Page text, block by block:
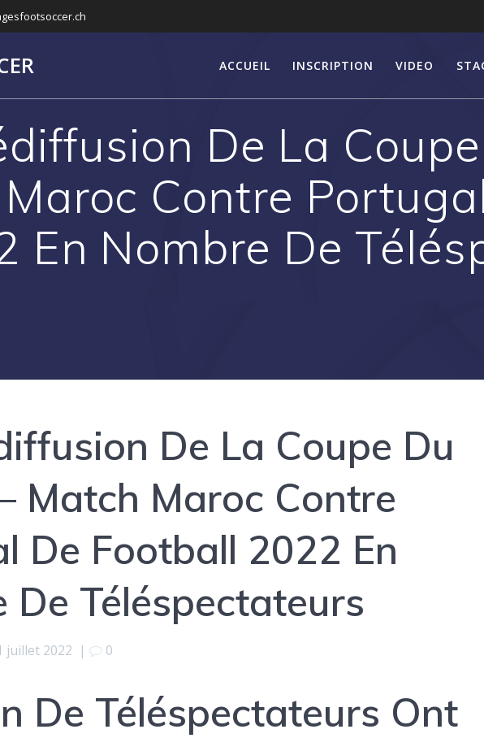
ACCUEIL INSCRIPTION VIDEO
De La
Contre
En Nombre De
De La Coupe Du
Match Maroc Contre
De Football 2022 En
De Téléspectateurs
juillet 2022 | 0
De Téléspectateurs Ont